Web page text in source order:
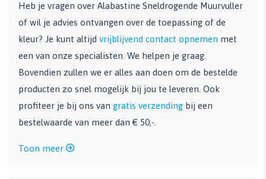
Heb je vragen over Alabastine Sneldrogende Muurvuller
of wil je advies ontvangen over de toepassing of de
kleur? Je kunt altijd vrijblijvend contact opnemen met
een van onze specialisten. We helpen je graag.
Bovendien zullen we er alles aan doen om de bestelde
producten zo snel mogelijk bij jou te leveren. Ook
profiteer je bij ons van gratis verzending bij een
bestelwaarde van meer dan € 50,-.
Toon meer